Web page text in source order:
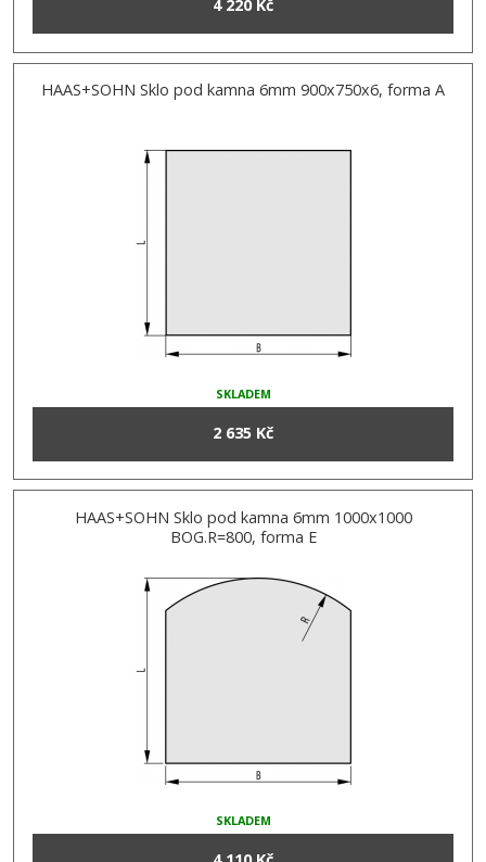
4 220 Kč
HAAS+SOHN Sklo pod kamna 6mm 900x750x6, forma A
SKLADEM
2 635 Kč
HAAS+SOHN Sklo pod kamna 6mm 1000x1000
BOG.R=800, forma E
SKLADEM